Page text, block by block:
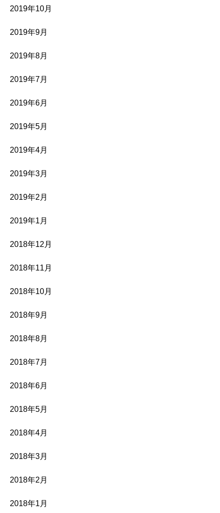
2019年10月
2019年9月
2019年8月
2019年7月
2019年6月
2019年5月
2019年4月
2019年3月
2019年2月
2019年1月
2018年12月
2018年11月
2018年10月
2018年9月
2018年8月
2018年7月
2018年6月
2018年5月
2018年4月
2018年3月
2018年2月
2018年1月